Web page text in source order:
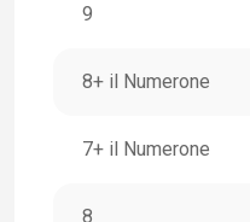
9
8+ il Numerone
7+ il Numerone
8